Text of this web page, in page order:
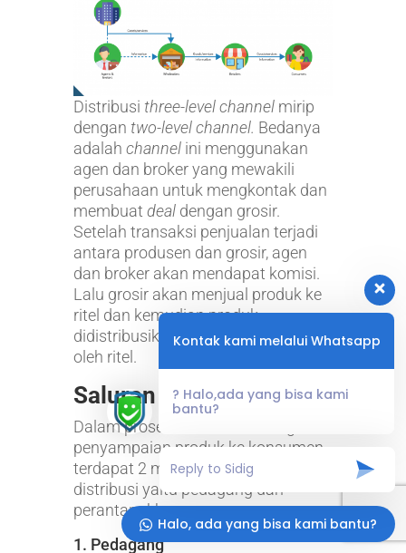
Distribusi three-level channelmirip
dengan two-level channel. Bedanya
adalah channelini menggunakan
agen dan broker yang mewakili
perusahaan untuk mengkontak dan
membuat deal dengan grosir.
Setelah transaksi penjualan terjadi
antara produsen dan grosir, agen
dan broker akan mendapat komisi.
Lalu grosir akan menjual produk ke
ritel dan kemudian produk
didistribusikan ke konsumen akhir
oleh ritel.
Saluran Distribusi
Dalam proses distribusi barang dan
penyampaian produk ke konsumen,
terdapat 2 macam saluran inti dari
distribusi yaitu pedagang dan
perantara khusus.
1. Pedagang
Kontak kami melalui Whatsapp
? Halo,ada yang bisa kami
bantu?
Halo, ada yang bisa kami bantu?